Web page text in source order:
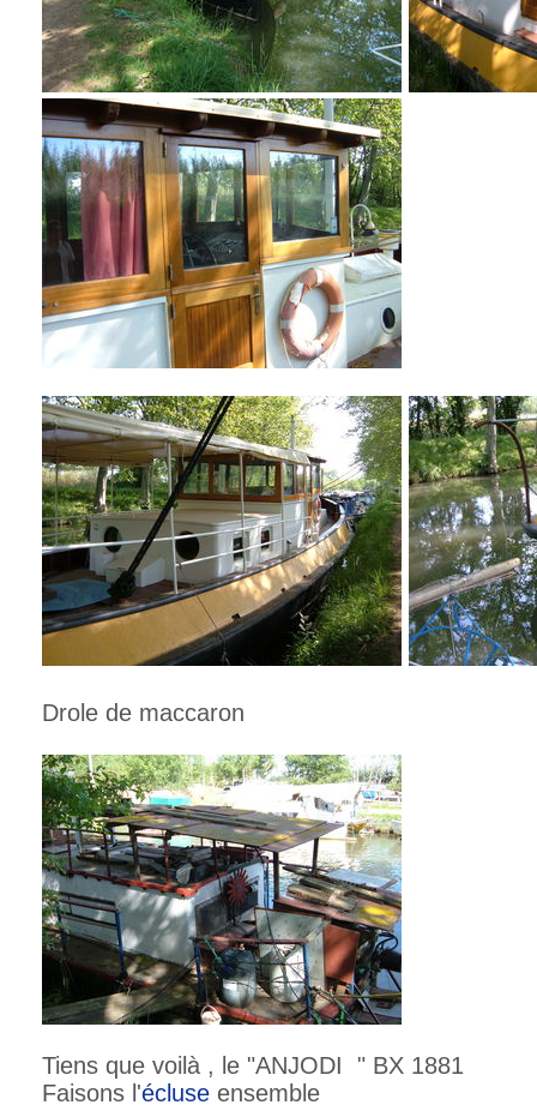
Drole de maccaron
Tiens que voilà , le "ANJODI " BX 1881
Faisons l'écluse ensemble